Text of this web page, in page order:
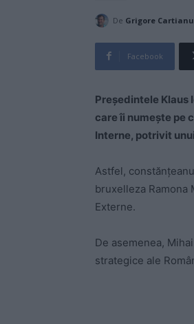
De Grigore Cartianu
Facebook
Președintele Klaus
care îi numește pe
Interne, potrivit
Astfel,
bruxelleza Ramona
Externe.
De asemenea,
strategice ale